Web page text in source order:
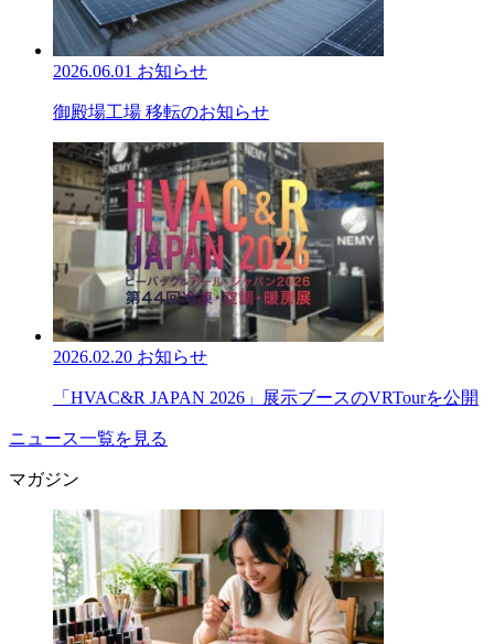
2026.06.01 お知らせ
御殿場工場 移転のお知らせ
2026.02.20 お知らせ
「HVAC&R JAPAN 2026」展示ブースのVRTourを公開
ニュース一覧を見る
マガジン